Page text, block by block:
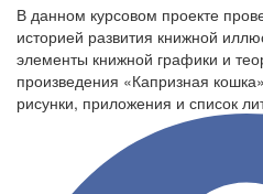
В данном курсовом проекте
историей развития книжной
элементы книжной графики и
произведения «Капризная
рисунки, приложения и список